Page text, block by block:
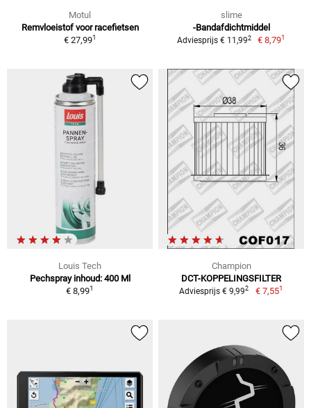
Motul
Remvloeistof voor racefietsen
€ 27,991
slime
-Bandafdichtmiddel
Adviesprijs € 11,992 € 8,791
Louis Tech
Pechspray inhoud: 400 Ml
€ 8,991
Champion
DCT-KOPPELINGSFILTER
Adviesprijs € 9,992 € 7,551